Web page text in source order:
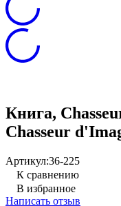
Книга,
Chasseur
Артикул:36-225
К сравнению
В избранное
Написать отзыв